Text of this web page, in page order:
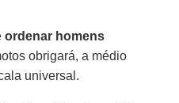
ordenar homens
obrigará, a médio
universal.